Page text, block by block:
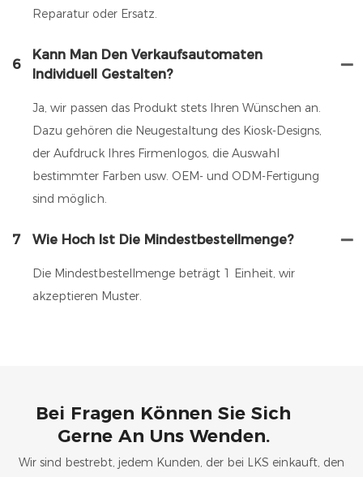
Reparatur oder Ersatz.
6
Kann Man Den Verkaufsautomaten
Individuell Gestalten?
Ja, wir passen das Produkt stets Ihren Wünschen an.
Dazu gehören die Neugestaltung des Kiosk-Designs,
der Aufdruck Ihres Firmenlogos, die Auswahl
bestimmter Farben usw. OEM- und ODM-Fertigung
sind möglich.
7 Wie Hoch Ist Die Mindestbestellmenge?
Die Mindestbestellmenge beträgt 1 Einheit, wir
akzeptieren Muster.
Bei Fragen Können Sie Sich
Gerne An Uns Wenden.
Wir sind bestrebt, jedem Kunden, der bei LKS einkauft, den